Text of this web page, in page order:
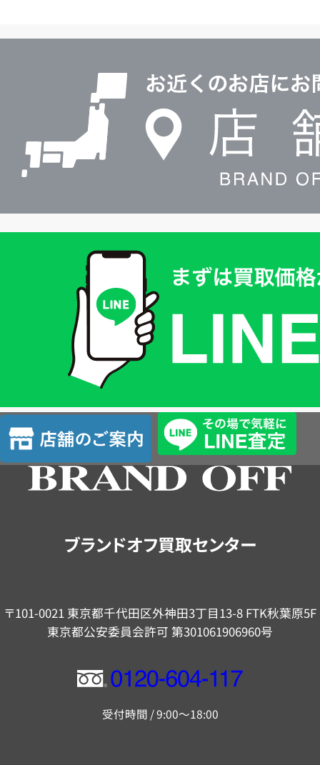
ル
査
定
店
舗
の
ブランドオフ買取センター
〒101-0021 東京都千代田区外神田3丁目13-8 FTK秋葉原5F
東京都公安委員会許可 第301061906960号
フ
ー
受付時間 / 9:00～18:00